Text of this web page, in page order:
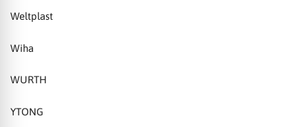
Weltplast
Wiha
WURTH
YTONG